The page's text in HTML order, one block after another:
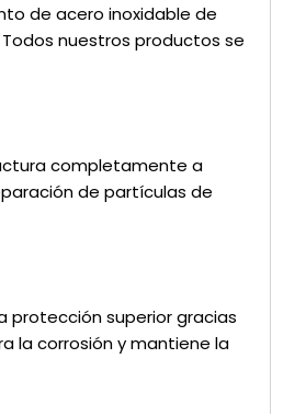
de acero inoxidable de
nuestros productos se
completamente a
de partículas de
protección superior gracias
la corrosión y mantiene la